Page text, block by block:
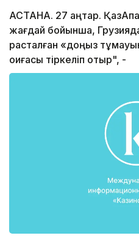
АСТАНА. 27 қаңтар.
жағдай бойынша,
расталған «доңыз
оқиғасы тіркеліп отыр", -